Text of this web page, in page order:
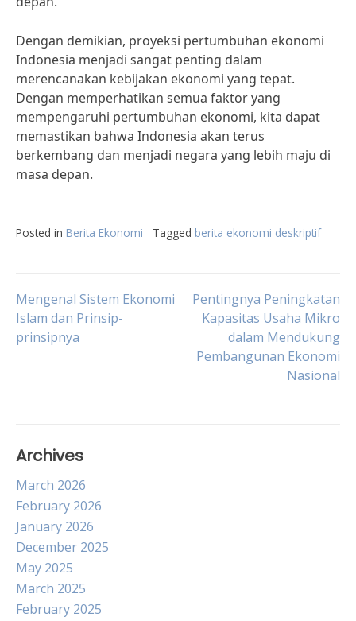
Dengan demikian, proyeksi pertumbuhan ekonomi
Indonesia menjadi sangat penting dalam
merencanakan kebijakan ekonomi yang tepat.
Dengan memperhatikan semua faktor yang
mempengaruhi pertumbuhan ekonomi, kita dapat
memastikan bahwa Indonesia akan terus
berkembang dan menjadi negara yang lebih maju di
masa depan.
Posted in Berita Ekonomi Tagged berita ekonomi deskriptif
Post
navigation
Mengenal Sistem Ekonomi
Islam dan Prinsip-
prinsipnya
Pentingnya Peningkatan
Kapasitas Usaha Mikro
dalam Mendukung
Pembangunan Ekonomi
Nasional
Archives
March 2026
February 2026
January 2026
December 2025
May 2025
March 2025
February 2025